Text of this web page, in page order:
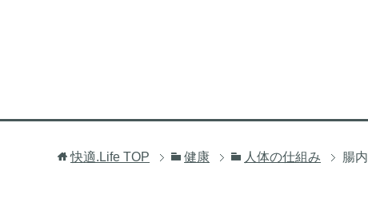
快適.Life TOP 健康 人体の仕組み 腸